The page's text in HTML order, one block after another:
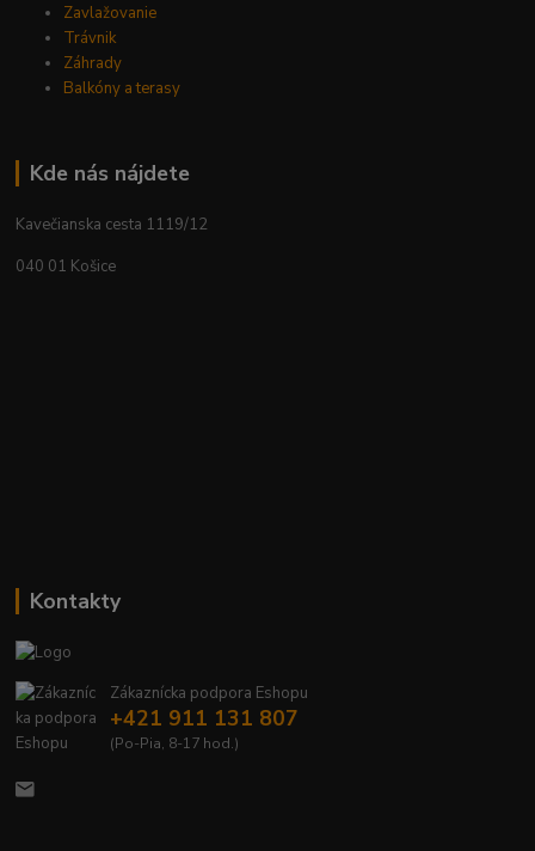
Zavlažovanie
Trávnik
Záhrady
Balkóny a terasy
Kde nás nájdete
Kavečianska cesta 1119/12
040 01 Košice
Kontakty
Zákaznícka podpora Eshopu
+421 911 131 807
(Po-Pia, 8-17 hod.)